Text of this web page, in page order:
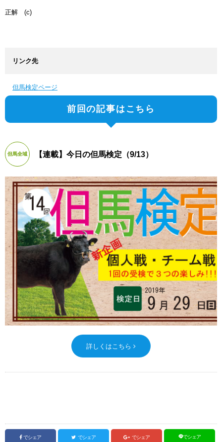
正解 (c)
リンク先
但馬検定ページ
前回の記事はこちら
但馬全域 【連載】今日の但馬検定（9/13）
詳しくはこちら
でシェア でシェア でシェア でシェア